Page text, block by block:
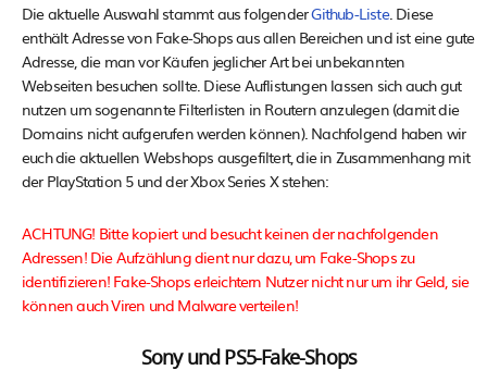
Die aktuelle Auswahl stammt aus folgenderGithub-Liste. Diese
enthält Adresse von Fake-Shops aus allen Bereichen und ist eine gute
Adresse, die man vor Käufen jeglicher Art bei unbekannten
Webseiten besuchen sollte. Diese Auflistungen lassen sich auch gut
nutzen um sogenannte Filterlisten in Routern anzulegen (damit die
Domains nicht aufgerufen werden können). Nachfolgend haben wir
euch die aktuellen Webshops ausgefiltert, die in Zusammenhang mit
der PlayStation 5 und der Xbox Series X stehen:
ACHTUNG! Bitte kopiert und besucht keinen der nachfolgenden
Adressen! Die Aufzählung dient nur dazu, um Fake-Shops zu
identifizieren! Fake-Shops erleichtern Nutzer nicht nur um ihr Geld, sie
können auch Viren und Malware verteilen!
Sony und PS5-Fake-Shops